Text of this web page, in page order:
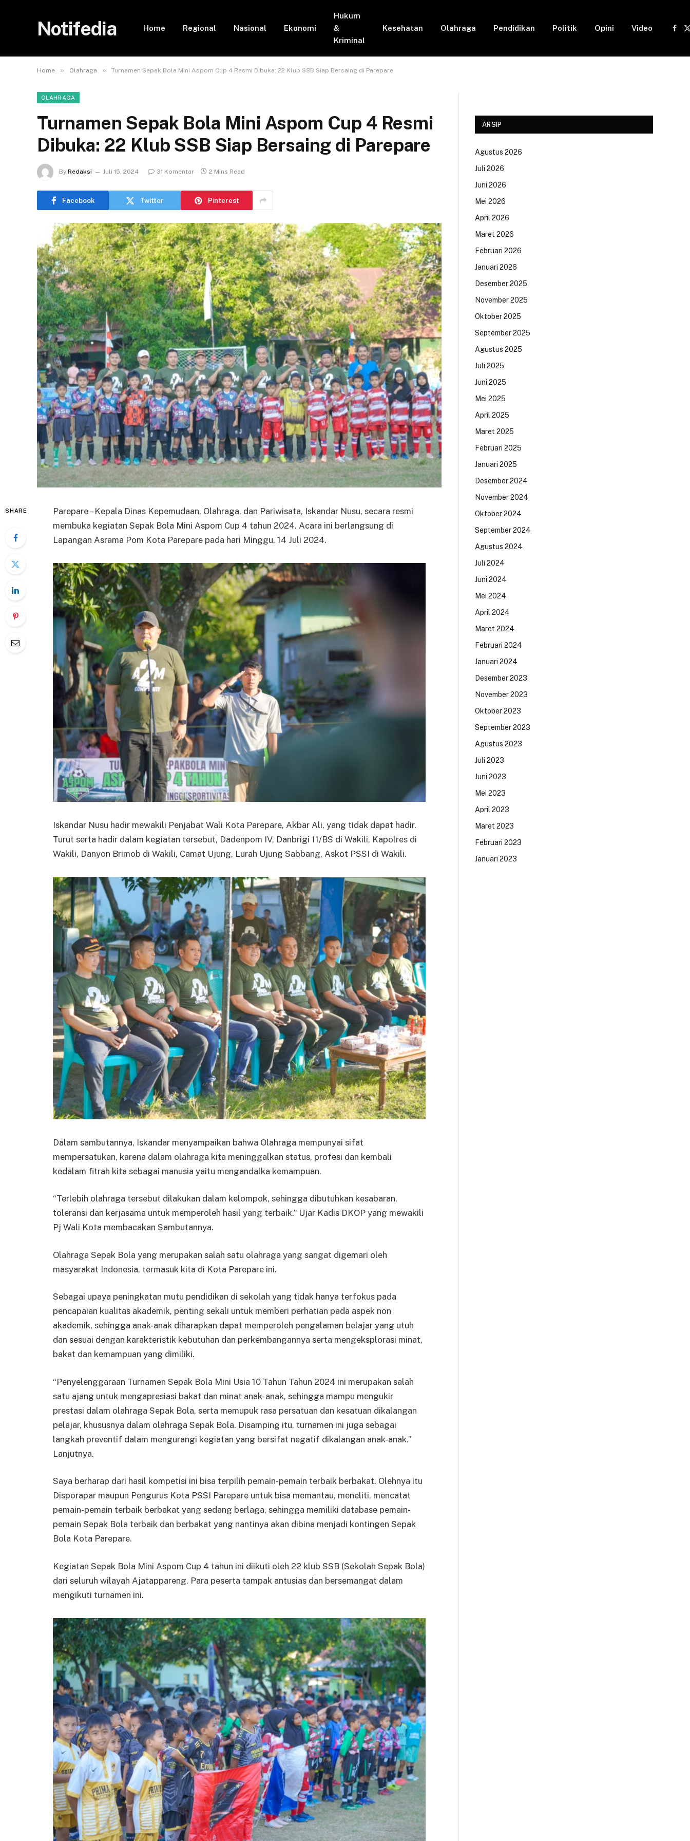
Notifedia Home Regional Nasional Ekonomi
Hukum
&
Kriminal
Kesehatan Olahraga Pendidikan Politik Opini Video
Home » Olahraga » Turnamen Sepak Bola Mini Aspom Cup 4 Resmi Dibuka: 22 Klub SSB Siap Bersaing di Parepare
OLAHRAGA
Turnamen Sepak Bola Mini Aspom Cup 4 Resmi
Dibuka: 22 Klub SSB Siap Bersaing di Parepare
By Redaksi Juli 15, 2024 31 Komentar 2 Mins Read
Facebook Twitter Pinterest
SHARE
Parepare – Kepala Dinas Kepemudaan, Olahraga, dan Pariwisata, Iskandar Nusu, secara resmi
membuka kegiatan Sepak Bola Mini Aspom Cup 4 tahun 2024. Acara ini berlangsung di
Lapangan Asrama Pom Kota Parepare pada hari Minggu, 14 Juli 2024.
Iskandar Nusu hadir mewakili Penjabat Wali Kota Parepare, Akbar Ali, yang tidak dapat hadir.
Turut serta hadir dalam kegiatan tersebut, Dadenpom IV, Danbrigi 11/BS di Wakili, Kapolres di
Wakili, Danyon Brimob di Wakili, Camat Ujung, Lurah Ujung Sabbang, Askot PSSI di Wakili.
Dalam sambutannya, Iskandar menyampaikan bahwa Olahraga mempunyai sifat
mempersatukan, karena dalam olahraga kita meninggalkan status, profesi dan kembali
kedalam fitrah kita sebagai manusia yaitu mengandalka kemampuan.
“Terlebih olahraga tersebut dilakukan dalam kelompok, sehingga dibutuhkan kesabaran,
toleransi dan kerjasama untuk memperoleh hasil yang terbaik.” Ujar Kadis DKOP yang mewakili
Pj Wali Kota membacakan Sambutannya.
Olahraga Sepak Bola yang merupakan salah satu olahraga yang sangat digemari oleh
masyarakat Indonesia, termasuk kita di Kota Parepare ini.
Sebagai upaya peningkatan mutu pendidikan di sekolah yang tidak hanya terfokus pada
pencapaian kualitas akademik, penting sekali untuk memberi perhatian pada aspek non
akademik, sehingga anak-anak diharapkan dapat memperoleh pengalaman belajar yang utuh
dan sesuai dengan karakteristik kebutuhan dan perkembangannya serta mengeksplorasi minat,
bakat dan kemampuan yang dimiliki.
“Penyelenggaraan Turnamen Sepak Bola Mini Usia 10 Tahun Tahun 2024 ini merupakan salah
satu ajang untuk mengapresiasi bakat dan minat anak- anak, sehingga mampu mengukir
prestasi dalam olahraga Sepak Bola, serta memupuk rasa persatuan dan kesatuan dikalangan
pelajar, khususnya dalam olahraga Sepak Bola. Disamping itu, turnamen ini juga sebagai
langkah preventif dalam mengurangi kegiatan yang bersifat negatif dikalangan anak-anak.”
Lanjutnya.
Saya berharap dari hasil kompetisi ini bisa terpilih pemain-pemain terbaik berbakat. Olehnya itu
Disporapar maupun Pengurus Kota PSSI Parepare untuk bisa memantau, meneliti, mencatat
pemain-pemain terbaik berbakat yang sedang berlaga, sehingga memiliki database pemain-
pemain Sepak Bola terbaik dan berbakat yang nantinya akan dibina menjadi kontingen Sepak
Bola Kota Parepare.
Kegiatan Sepak Bola Mini Aspom Cup 4 tahun ini diikuti oleh 22 klub SSB (Sekolah Sepak Bola)
dari seluruh wilayah Ajatappareng. Para peserta tampak antusias dan bersemangat dalam
mengikuti turnamen ini.
ARSIP
Agustus 2026
Juli 2026
Juni 2026
Mei 2026
April 2026
Maret 2026
Februari 2026
Januari 2026
Desember 2025
November 2025
Oktober 2025
September 2025
Agustus 2025
Juli 2025
Juni 2025
Mei 2025
April 2025
Maret 2025
Februari 2025
Januari 2025
Desember 2024
November 2024
Oktober 2024
September 2024
Agustus 2024
Juli 2024
Juni 2024
Mei 2024
April 2024
Maret 2024
Februari 2024
Januari 2024
Desember 2023
November 2023
Oktober 2023
September 2023
Agustus 2023
Juli 2023
Juni 2023
Mei 2023
April 2023
Maret 2023
Februari 2023
Januari 2023